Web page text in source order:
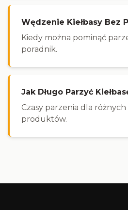
Wędzenie Kiełbasy Bez
Kiedy można pominąć
poradnik.
Jak Długo Parzyć
Czasy parzenia dla różnych
produktów.